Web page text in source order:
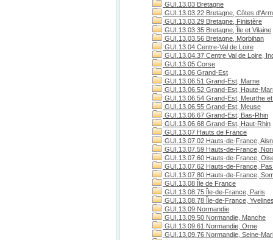
GUI.13.03 Bretagne
GUI.13.03.22 Bretagne, Côtes
GUI.13.03.29 Bretagne, Finistère
GUI.13.03.35 Bretagne, Île et Vilaine
GUI.13.03.56 Bretagne, Morbihan
GUI.13.04 Centre-Val de Loire
GUI.13.04.37 Centre Val de Loire,
GUI.13.05 Corse
GUI.13.06 Grand-Est
GUI.13.06.51 Grand-Est, Marne
GUI.13.06.52 Grand-Est, Haute-
GUI.13.06.54 Grand-Est, Meurthe
GUI.13.06.55 Grand-Est, Meuse
GUI.13.06.67 Grand-Est, Bas-Rhin
GUI.13.06.68 Grand-Est, Haut-Rhin
GUI.13.07 Hauts de France
GUI.13.07.02 Hauts-de-France,
GUI.13.07.59 Hauts-de-France,
GUI.13.07.60 Hauts-de-France,
GUI.13.07.62 Hauts-de-France,
GUI.13.07.80 Hauts-de-France,
GUI.13.08 Île de France
GUI.13.08.75 Île-de-France, Paris
GUI.13.08.78 Île-de-France,
GUI.13.09 Normandie
GUI.13.09.50 Normandie, Manche
GUI.13.09.61 Normandie, Orne
GUI.13.09.76 Normandie, Seine-